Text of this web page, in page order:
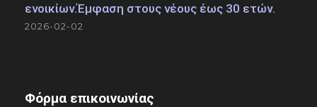
ενοικίων.Έμφαση στους νέους έως 30 ετών.
2026-02-02
Φόρμα επικοινωνίας